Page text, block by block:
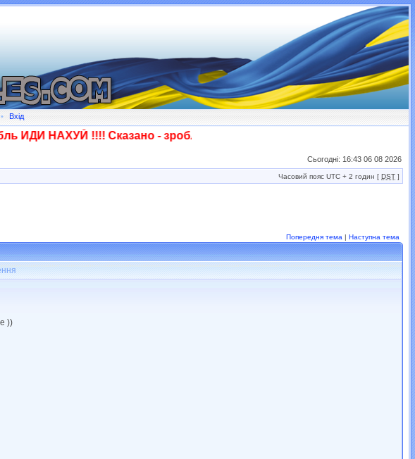
• Вхід
ИДИ НАХУЙ !!!! Сказано - зроблено! Слава ЗСУ!!!
Сьогодні: 16:43 06 08 2026
Часовий пояс UTC + 2 годин [ DST ]
Попередня тема | Наступна тема
))